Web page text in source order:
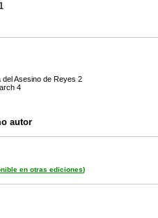
del Asesino de Reyes 2
4
autor
en otras ediciones)